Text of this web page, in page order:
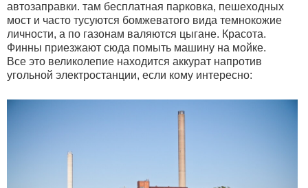
автозаправки. там бесплатная парковка, пешеходных
мост и часто тусуются бомжеватого вида темнокожие
личности, а по газонам валяются цыгане. Красота.
Финны приезжают сюда помыть машину на мойке.
Все это великолепие находится аккурат напротив
угольной электростанции, если кому интересно: